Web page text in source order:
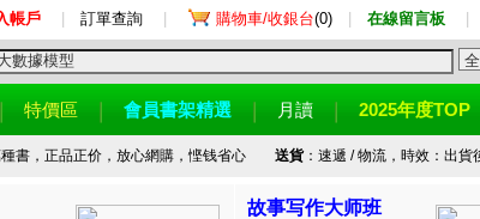
帳戶 訂單查詢 購物車/收銀台(0) 在線留言板
特價區 會員書架精選 月讀 2025年度TOP
書，正品正价，放心網購，悭钱省心 送貨：速遞 / 物流，時效：出貨
故事写作大师班